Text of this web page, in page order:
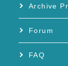
Archive
Forum
FAQ